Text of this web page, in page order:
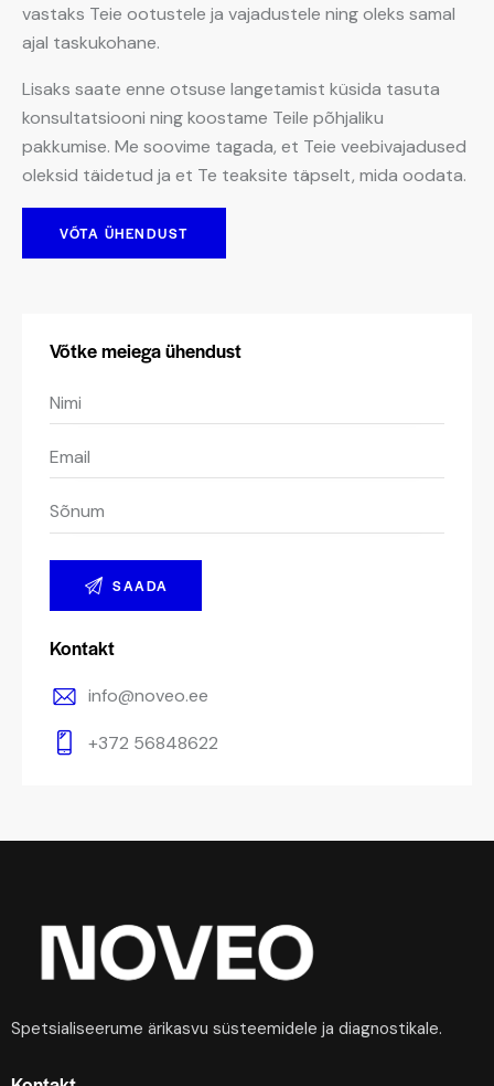
vastaks Teie ootustele ja vajadustele ning oleks samal
ajal taskukohane.
Lisaks saate enne otsuse langetamist küsida tasuta
konsultatsiooni ning koostame Teile põhjaliku
pakkumise. Me soovime tagada, et Teie veebivajadused
oleksid täidetud ja et Te teaksite täpselt, mida oodata.
VÕTA ÜHENDUST
Võtke meiega ühendust
Kontakt
info@noveo.ee
+372 56848622
Spetsialiseerume ärikasvu süsteemidele ja diagnostikale.